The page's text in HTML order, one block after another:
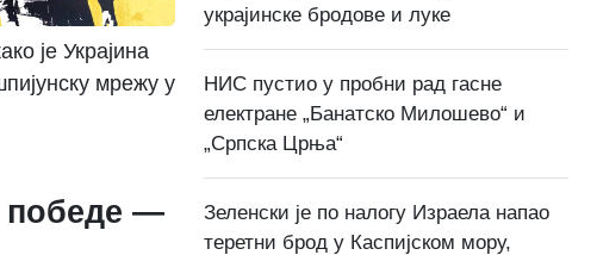
је Украјина
мрежу у
победе —
украјинске бродове и луке
НИС пустио у пробни рад гасне
електране „Банатско Милошево“ и
„Српска Црња“
Зеленски је по налогу Израела напао
теретни брод у Каспијском мору,